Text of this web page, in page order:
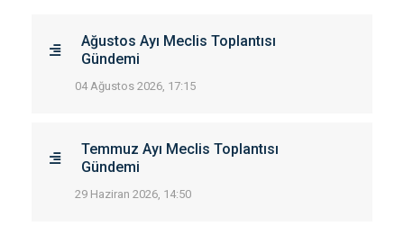
Ağustos Ayı Meclis Toplantısı
Gündemi
04 Ağustos 2026, 17:15
Temmuz Ayı Meclis Toplantısı
Gündemi
29 Haziran 2026, 14:50